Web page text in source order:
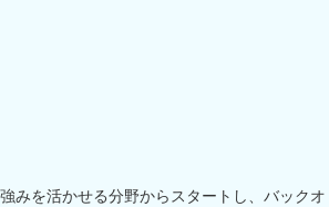
みを活かせる分野からスタートし、バックオ